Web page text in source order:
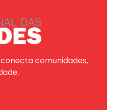
comunidades,